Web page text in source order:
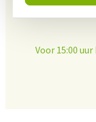
Voor 15:00